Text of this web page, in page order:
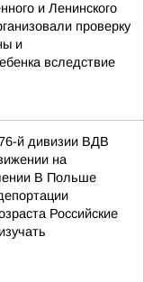
и Ленинского
проверку
и
вследствие
й дивизии ВДВ
на
В Польше
Российские